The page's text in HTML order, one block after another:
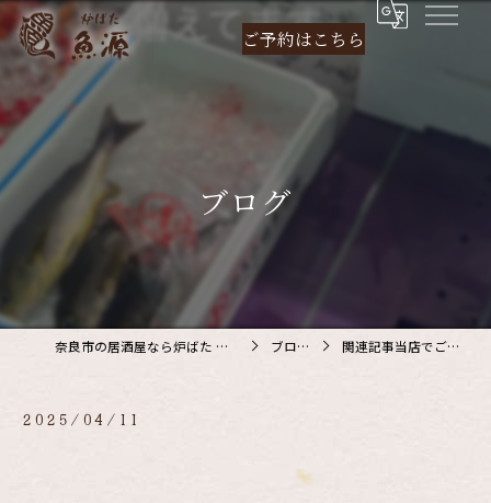
ご予約はこちら
ブログ
奈良市の居酒屋なら炉ばた 魚源 ブログ 関連記事当店でご利…
2025/04/11